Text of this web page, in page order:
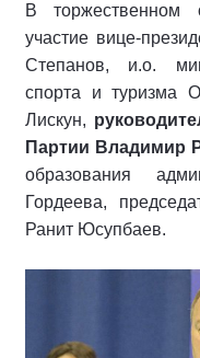
В торжественном
участие вице-
Степанов, и.о.
спорта и туризма
Лискун,
Партии Владимир
образования
Гордеева,
Ранит Юсупбаев.